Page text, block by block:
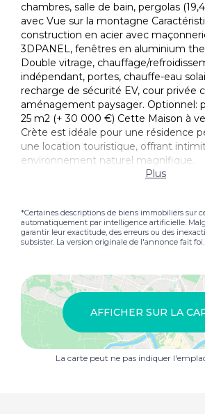
chambres, salle de bain, pergolas
avec Vue sur la montagne
construction en acier avec
3DPANEL, fenêtres en aluminium
Double vitrage, chauffage/
indépendant, portes, chauffe-eau
recharge de sécurité EV, cour privée
aménagement paysager. Optionnel:
25 m2 (+ 30 000 €) Cette Maison à
Crète est idéale pour une résidence
une location touristique, offrant
environnement naturel magnifique.
Plus
*Certaines descriptions de biens immobiliers sur
automatiquement par intelligence artificielle.
garantir leur exactitude, des erreurs ou des
subsister. La version originale de l'annonce fait foi.
AFFICHER SUR LA
La carte peut ne pas indiquer